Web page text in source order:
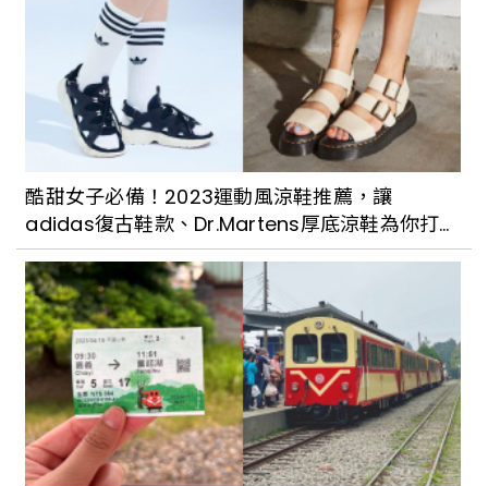
光影沉浸式展覽再進化！日本影像團隊推
《NAKED OCEAN IN TAIPEI 光之影海洋
展》，8大亮點特色一次看
還記得他嗎？台北流行音樂中心《張雨生
特展》11/12開展，以太空為題，隨著歌聲
重新認識張雨生
南港國際展覽館茶展、咖啡展、酒展正啟
動！為期四天各大小品牌進駐，咖啡展還
有潮牌燕麥奶
日本百年工藝品牌能作｜NOUSAKU錫禮
展開展！日本酒、甜點菓子、剪紙藝術等
台灣 5 大生活風格職人共同演繹
酷甜女子必備！2023運動風涼鞋推薦，讓
adidas復古鞋款、Dr.Martens厚底涼鞋為你打造
夏季個性穿搭